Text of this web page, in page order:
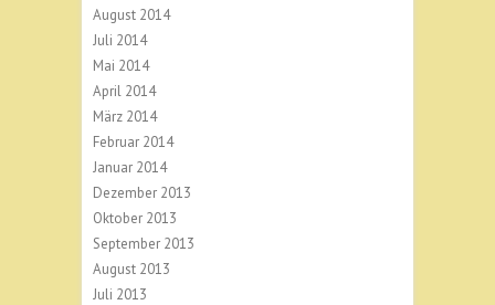
August 2014
Juli 2014
Mai 2014
April 2014
März 2014
Februar 2014
Januar 2014
Dezember 2013
Oktober 2013
September 2013
August 2013
Juli 2013